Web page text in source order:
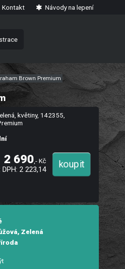
květiny, 142355,
2 690 ,- Kč
DPH: 2 223,14
Zelená
Kontakt Návody na lepení
Brown Premium